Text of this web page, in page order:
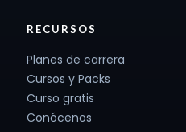
RECURSOS
Planes de carrera
Cursos y Packs
Curso gratis
Conócenos